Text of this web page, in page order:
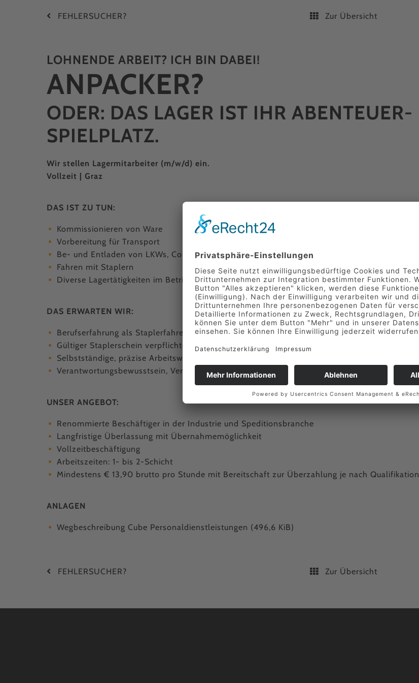
FEHLER­SUCHER? Zur Übersicht
LOHNENDE ARBEIT? ICH BIN DABEI!
ANPACKER?
ODER: DAS LAGER IST IHR ABENTEUER­
SPIELPLATZ.
Wir stellen Lagermitarbeiter (m/w/d) ein.
Vollzeit | Graz
DAS IST ZU TUN:
Kommissionieren von Ware
Vorbereitung für Transport
Be- und Entladen von LKWs, Container
Fahren mit Staplern
Diverse Lagertätigkeiten im Betrieb
DAS ERWARTEN WIR:
Berufserfahrung als Staplerfahrer erforderlich
Gültiger Staplerschein verpflichtend
Selbstständige, präzise Arbeitsweise
Verantwortungsbewusstsein, Verlässlichkeit, Einsatzbereitschaft
UNSER ANGEBOT:
Renommierte Beschäftiger in der Industrie und Speditionsbranche
Langfristige Überlassung mit Übernahmemöglichkeit
Vollzeitbeschäftigung
Arbeitszeiten: 1- bis 2-Schicht
Mindestens € 13,90 brutto pro Stunde mit Bereitschaft zur Überzahlung je nach Qualifikation
ANLAGEN
Wegbeschreibung Cube Personaldienstleistungen (496,6 KiB)
FEHLER­SUCHER? Zur Übersicht